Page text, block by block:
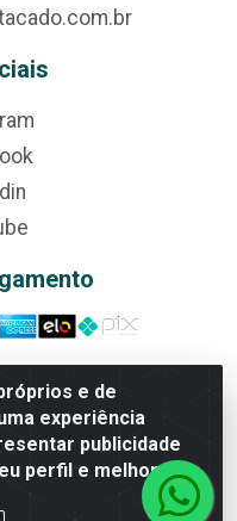
e de
experiência
publicidade
perfil e melhorar a
nº 3860, Jardim das
- CEP 75070-415 -
0002-24